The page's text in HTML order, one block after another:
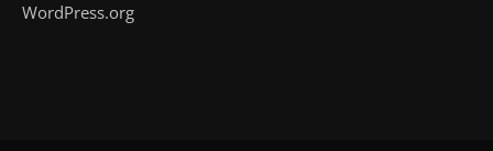
WordPress.org